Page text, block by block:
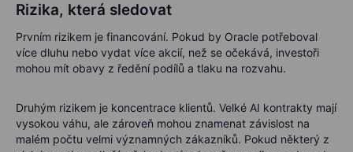
Rizika, která sledovat
Prvním rizikem je financování. Pokud by Oracle potřeboval
více dluhu nebo vydat více akcií, než se očekává, investoři
mohou mít obavy z ředění podílů a tlaku na rozvahu.
Druhým rizikem je koncentrace klientů. Velké AI kontrakty mají
vysokou váhu, ale zároveň mohou znamenat závislost na
malém počtu velmi významných zákazníků. Pokud některý z